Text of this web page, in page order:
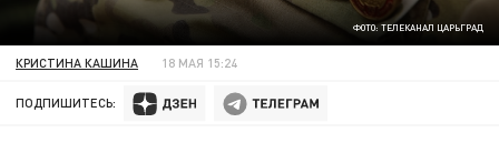
ФОТО: ТЕЛЕКАНАЛ ЦАРЬГРАД
КРИСТИНА КАШИНА 18 МАЯ 15:24
ПОДПИШИТЕСЬ: